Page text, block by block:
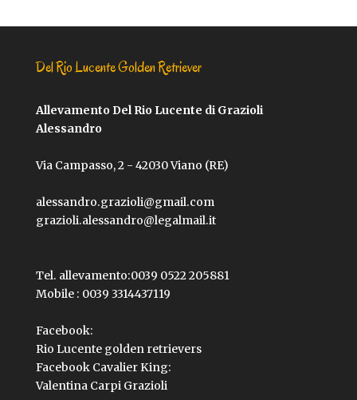
Del Rio Lucente Golden Retriever
Allevamento Del Rio Lucente di Grazioli
Alessandro
Via Campasso, 2 - 42030 Viano (RE)
alessandro.grazioli@gmail.com
grazioli.alessandro@legalmail.it
Tel. allevamento:0039 0522 205881
Mobile : 0039 3314437119
Facebook:
Rio Lucente golden retrievers
Facebook Cavalier King:
Valentina Carpi Grazioli